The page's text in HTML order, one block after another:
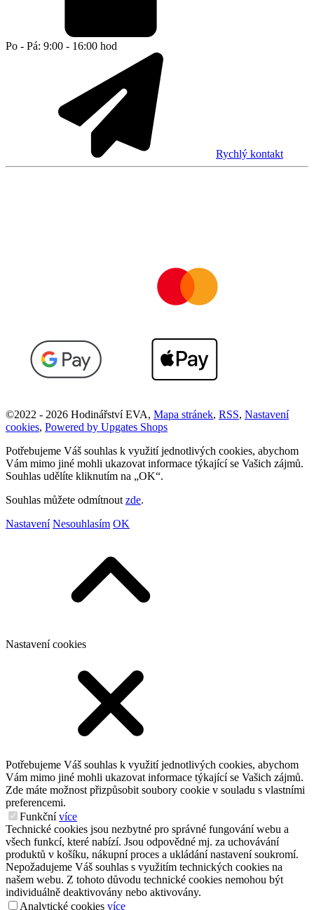
Po - Pá: 9:00 - 16:00 hod
Rychlý kontakt
©2022 - 2026 Hodinářství EVA, Mapa stránek, RSS, Nastavení
cookies, Powered by Upgates Shops
Potřebujeme Váš souhlas k využití jednotlivých cookies, abychom
Vám mimo jiné mohli ukazovat informace týkající se Vašich zájmů.
Souhlas udělíte kliknutím na „OK“.
Souhlas můžete odmítnout zde.
Nastavení Nesouhlasím OK
Nastavení cookies
Potřebujeme Váš souhlas k využití jednotlivých cookies, abychom
Vám mimo jiné mohli ukazovat informace týkající se Vašich zájmů.
Zde máte možnost přizpůsobit soubory cookie v souladu s vlastními
preferencemi.
Funkční více
Technické cookies jsou nezbytné pro správné fungování webu a
všech funkcí, které nabízí. Jsou odpovědné mj. za uchovávání
produktů v košíku, nákupní proces a ukládání nastavení soukromí.
Nepožadujeme Váš souhlas s využitím technických cookies na
našem webu. Z tohoto důvodu technické cookies nemohou být
individuálně deaktivovány nebo aktivovány.
Analytické cookies více